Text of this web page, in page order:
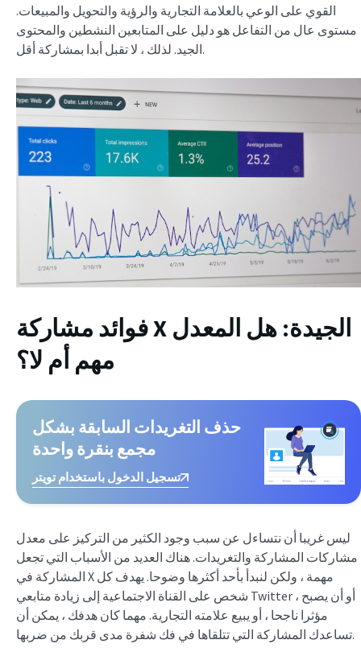
القوي على الوعي بالعلامة التجارية والرؤية والتحويل والمبيعات.
مستوى عال من التفاعل هو دليل على المتابعين النشطين والمحتوى
الجيد. لذلك ، لا تقبل أبدا بمشاركة أقل.
فوائد مشاركة X الجيدة: هل المعدل
مهم أم لا؟
حذف التغريدات السابقة بشكل
مجمع بنقرة واحدة
تسجيل الدخول باستخدام تويتر
ليس غريبا أن نتساءل عن سبب وجود الكثير من التركيز على معدل
مشاركات المشاركة والتغريدات. هناك العديد من الأسباب التي تجعل
المشاركة في X مهمة ، ولكن لنبدأ بأحد أكثرها وضوحا. يهدف كل
شخص على القناة الاجتماعية إلى زيادة متابعي Twitter ، أو أن يصبح
مؤثرا ناجحا ، أو يبيع علامته التجارية. مهما كان هدفك ، يمكن أن
تساعدك المشاركة التي تتلقاها في فك شفرة مدى قربك من ضربها.